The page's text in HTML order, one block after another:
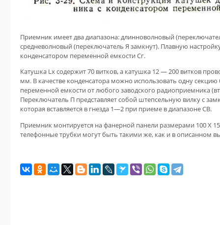
Приемник имеет два диапазона: длинноволновый
средневолновый (переключатель Я замкнут). Плавную
конденсатором переменной емкости Сг.
Катушка Lx содержит 70 витков, а катушка 12 — 200 витков
мм. В качестве конденсатора можно использовать одну секцию
переменной емкости от любого заводского радиоприемника
Переключатель П представляет собой штепсельную вилку с
которая вставляется в гнезда 1—2 при приеме в диапазоне СВ.
Приемник монтируется на фанерной панели размерами 100 X
телефонные трубки могут быть такими же, как и в описанном